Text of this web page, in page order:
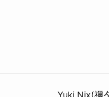
Yuki Nix(禰